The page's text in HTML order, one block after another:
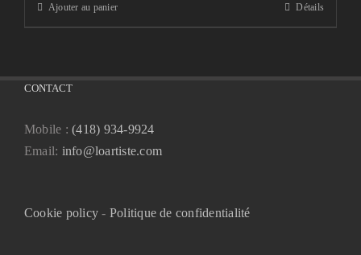
Ajouter au panier Détails
CONTACT
Mobile :(418) 934-9924
Email: info@loartiste.com
Cookie policy - Politique de confidentialité